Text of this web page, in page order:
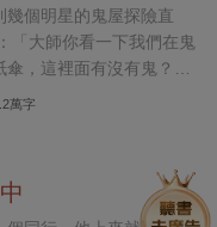
幾個明星的鬼屋探險直
「大師你看一下我們在鬼
，這裡面有沒有鬼？」
喊著「把傘還我」的女
是鬼的人皮血傘，快還給
萬字